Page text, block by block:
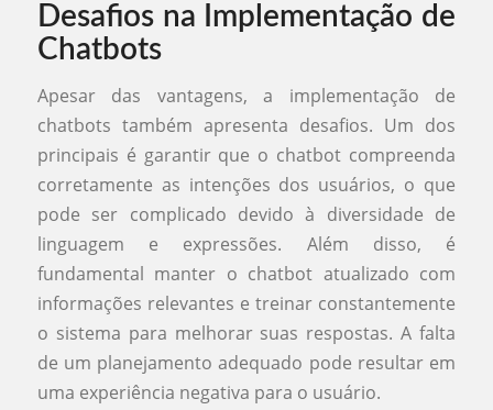
Desafios na Implementação de
Chatbots
Apesar das vantagens, a implementação de
chatbots também apresenta desafios. Um dos
principais é garantir que o chatbot compreenda
corretamente as intenções dos usuários, o que
pode ser complicado devido à diversidade de
linguagem e expressões. Além disso, é
fundamental manter o chatbot atualizado com
informações relevantes e treinar constantemente
o sistema para melhorar suas respostas. A falta
de um planejamento adequado pode resultar em
uma experiência negativa para o usuário.